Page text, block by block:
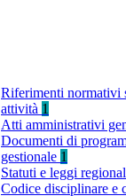
Riferimenti normativi
attività 1
Atti amministrativi
Documenti di
gestionale 1
Statuti e leggi
Codice disciplinare e